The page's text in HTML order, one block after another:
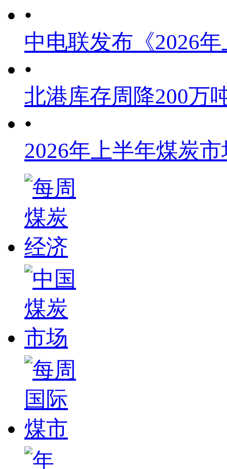
•
中电联发布《2026
•
北港库存周降200万
•
2026年上半年煤炭